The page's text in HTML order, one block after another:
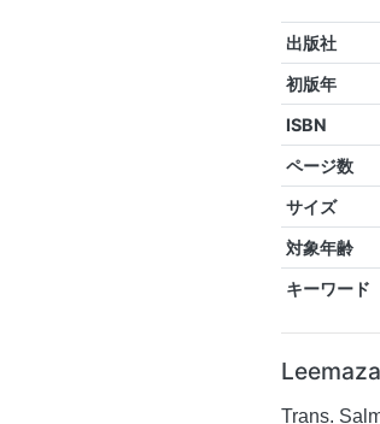
出版社
初版年
ISBN
ページ数
サイズ
対象年齢
キーワード
Trans.